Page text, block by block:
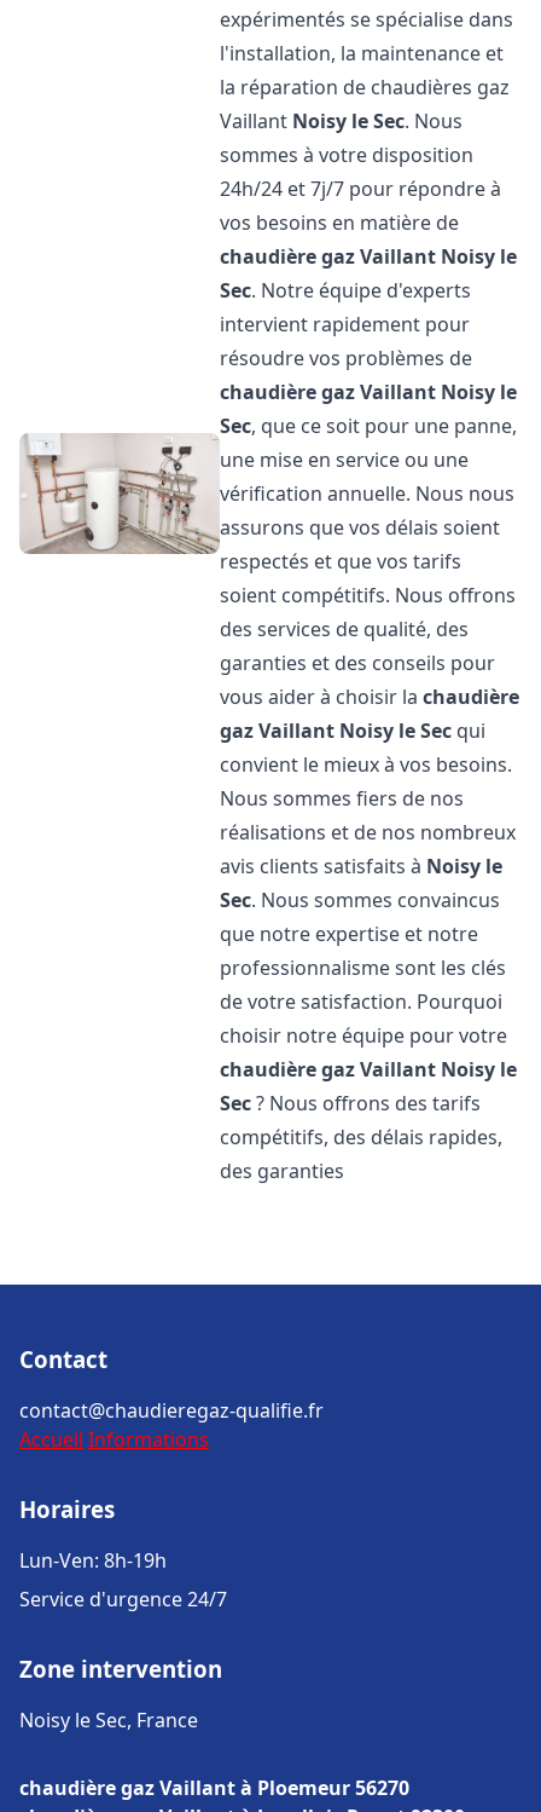
expérimentés se spécialise dans
l'installation, la maintenance et
la réparation de chaudières gaz
Vaillant Noisy le Sec. Nous
sommes à votre disposition
24h/24 et 7j/7 pour répondre à
vos besoins en matière de
chaudière gaz Vaillant Noisy le
Sec. Notre équipe d'experts
intervient rapidement pour
résoudre vos problèmes de
chaudière gaz Vaillant Noisy le
Sec, que ce soit pour une panne,
une mise en service ou une
vérification annuelle. Nous nous
assurons que vos délais soient
respectés et que vos tarifs
soient compétitifs. Nous offrons
des services de qualité, des
garanties et des conseils pour
vous aider à choisir lachaudière
gaz Vaillant Noisy le Sec qui
convient le mieux à vos besoins.
Nous sommes fiers de nos
réalisations et de nos nombreux
avis clients satisfaits à Noisy le
Sec. Nous sommes convaincus
que notre expertise et notre
professionnalisme sont les clés
de votre satisfaction. Pourquoi
choisir notre équipe pour votre
chaudière gaz Vaillant Noisy le
Sec? Nous offrons des tarifs
compétitifs, des délais rapides,
des garanties
Contact
contact@chaudieregaz-qualifie.fr
Accueil Informations
Horaires
Lun-Ven: 8h-19h
Service d'urgence 24/7
Zone intervention
Noisy le Sec, France
chaudière gaz Vaillant à Ploemeur 56270